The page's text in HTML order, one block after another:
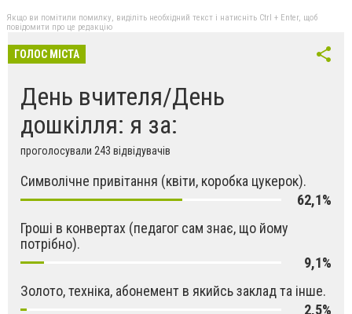
Якщо ви помітили помилку, виділіть необхідний текст і натисніть Ctrl + Enter, щоб
повідомити про це редакцію
ГОЛОС МІСТА
День вчителя/День
дошкілля: я за:
проголосували 243 відвідувачів
Символічне привітання (квіти, коробка цукерок).
62,1%
Гроші в конвертах (педагог сам знає, що йому
потрібно).
9,1%
Золото, техніка, абонемент в якийсь заклад та інше.
2,5%